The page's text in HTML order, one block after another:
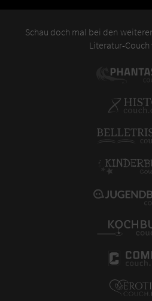
Schau doch mal bei den
Literatur-Couch